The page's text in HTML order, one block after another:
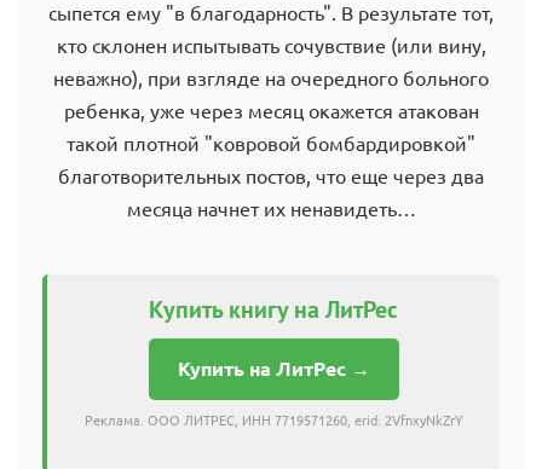
сыпется ему "в благодарность". В результате тот,
кто склонен испытывать сочувствие (или вину,
неважно), при взгляде на очередного больного
ребенка, уже через месяц окажется атакован
такой плотной "ковровой бомбардировкой"
благотворительных постов, что еще через два
месяца начнет их ненавидеть…
Купить книгу на ЛитРес
Купить на ЛитРес →
Реклама. ООО ЛИТРЕС, ИНН 7719571260, erid: 2VfnxyNkZrY